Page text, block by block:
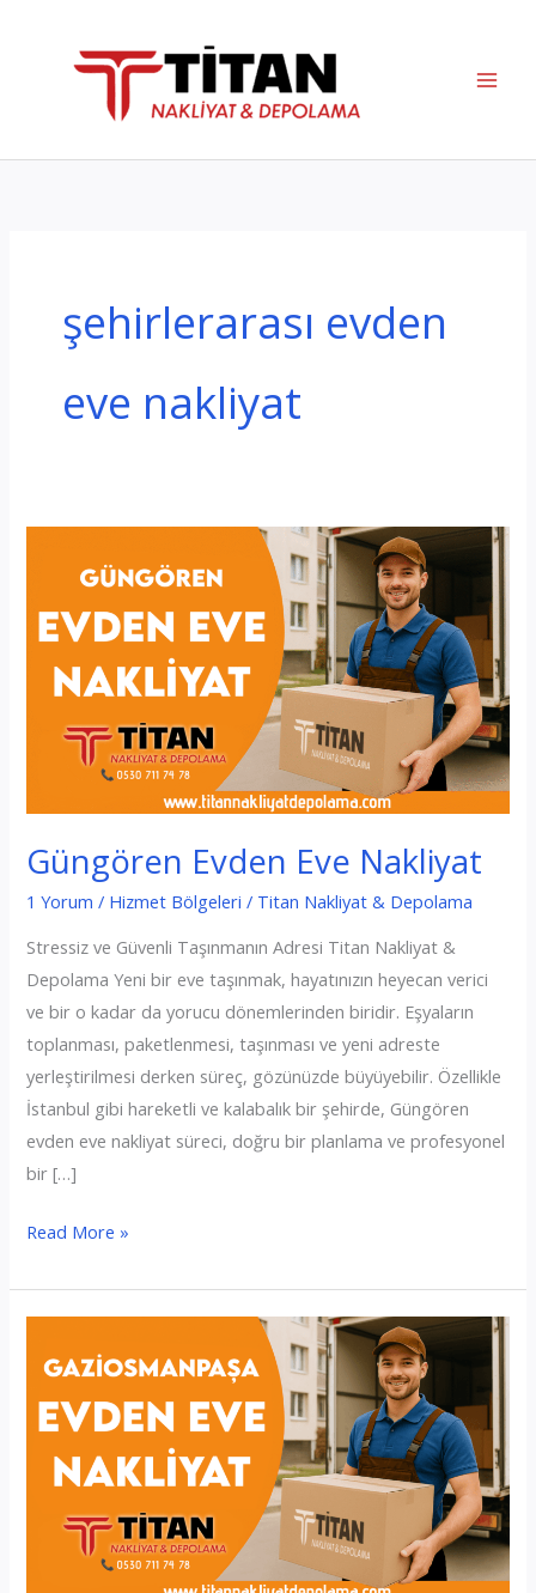
şehirlerarası evden
eve nakliyat
Güngören Evden Eve Nakliyat
1 Yorum / Hizmet Bölgeleri / Titan Nakliyat & Depolama
Stressiz ve Güvenli Taşınmanın Adresi Titan Nakliyat &
Depolama Yeni bir eve taşınmak, hayatınızın heyecan verici
ve bir o kadar da yorucu dönemlerinden biridir. Eşyaların
toplanması, paketlenmesi, taşınması ve yeni adreste
yerleştirilmesi derken süreç, gözünüzde büyüyebilir. Özellikle
İstanbul gibi hareketli ve kalabalık bir şehirde, Güngören
evden eve nakliyat süreci, doğru bir planlama ve profesyonel
bir […]
Güngören
Eve
Read More »